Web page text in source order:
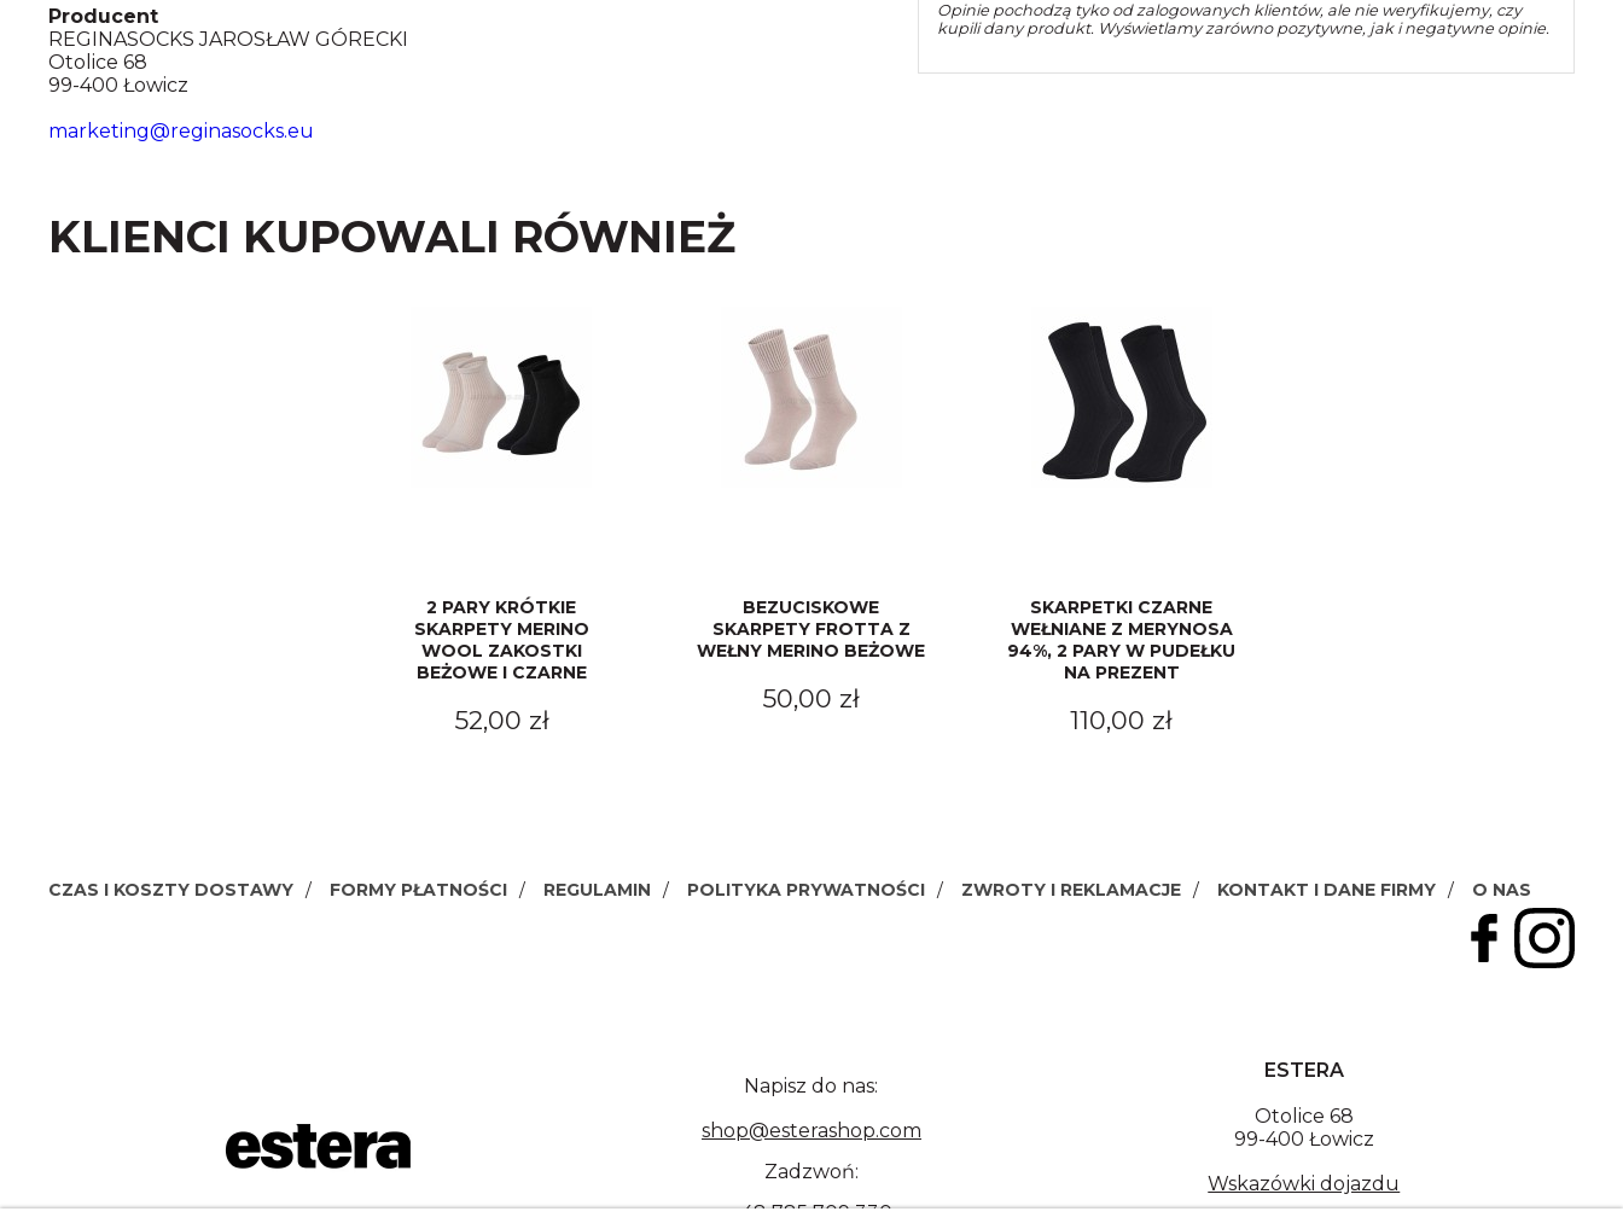
Producent
REGINASOCKS JAROSŁAW GÓRECKI
Otolice 68
99-400 Łowicz
marketing@reginasocks.eu
Opinie pochodzą tyko od zalogowanych klientów, ale nie weryfikujemy, czy
kupili dany produkt. Wyświetlamy zarówno pozytywne, jak i negatywne opinie.
KLIENCI KUPOWALI RÓWNIEŻ
2 PARY KRÓTKIE
SKARPETY MERINO
WOOL ZAKOSTKI
BEŻOWE I CZARNE
52,00 zł
BEZUCISKOWE
SKARPETY FROTTA Z
WEŁNY MERINO BEŻOWE
50,00 zł
SKARPETKI CZARNE
WEŁNIANE Z MERYNOSA
94%, 2 PARY W PUDEŁKU
NA PREZENT
110,00 zł
CZAS I KOSZTY DOSTAWY FORMY PŁATNOŚCI REGULAMIN POLITYKA PRYWATNOŚCI ZWROTY I REKLAMACJE KONTAKT I DANE FIRMY O NAS
Napisz do nas:
shop@esterashop.com
Zadzwoń:
+48 785 709 330
ESTERA
Otolice 68
99-400 Łowicz
Wskazówki dojazdu